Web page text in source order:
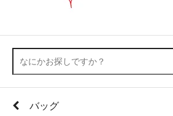
バッグ